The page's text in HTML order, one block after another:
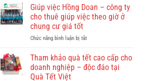
Nhơn
gì
Vi
khám
phá
Quy
Giúp việc Hồng Doan – công ty
cho thuê giúp việc theo giờ ở
chung cư giá tốt
Chức năng bình luận bị tắtở
việc
Hồng
Doan
Tham khảo quà tết cao cấp cho
doanh nghiệp – độc đáo tại
Quà Tết Việt